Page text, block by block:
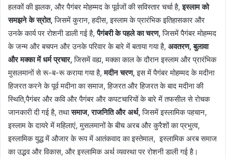
हलकों की झलक, और पैगंबर मोहम्मद के पूर्वजों की सविस्तार चर्चा है,इस्लाम को
समझने के स्रोत, जिसमें कुरान, हदीस, इस्लाम के प्रारंभिक इतिहासकार और
उनके कार्य पर रोशनी डाली गई है,पैगंबरी के पहले का चरण,जिसमें पैगंबर मोहम्मद
के जन्म और बचपन और उनके परिवार के बारे में बताया गया है, अवतरण, बुलावा
और मक्का में धर्म प्रचार,जिसमें वह्य, मक्का काल के दौरान इस्लाम और प्रारंभिक
मुसलमानों से रू-ब-रू कराया गया है,मदीन चरण,इस में पैगंबर मोहम्मद के मदीना
हिजरत करने के पूर्व मदीना का समाज, हिजरत और हिजरत के बाद मदीना की
स्थिति,पैगंबर और कवि और पैगंबर और कपटचारियों के बारे में तफसील से रोचक
जानकारी दी गई है, तथासमाज, राजनिति और अर्थ, जिसमें इस्लामिक पहचान,
इस्लाम के दायरे में महिलाएं, मुसलमानों के बीच अरब और कुरैशों का प्रभुत्व,
इस्लामिक युद्ध में औजार के रूप में आतंकवाद का इस्तेमाल, इस्लामिक अरब समाज
का उद्भव और विकास, और इस्लामिक अर्थ व्यवस्था पर रोशनी डाली गई है।